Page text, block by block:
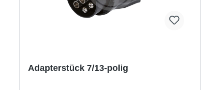
Adapterstück 7/13-polig